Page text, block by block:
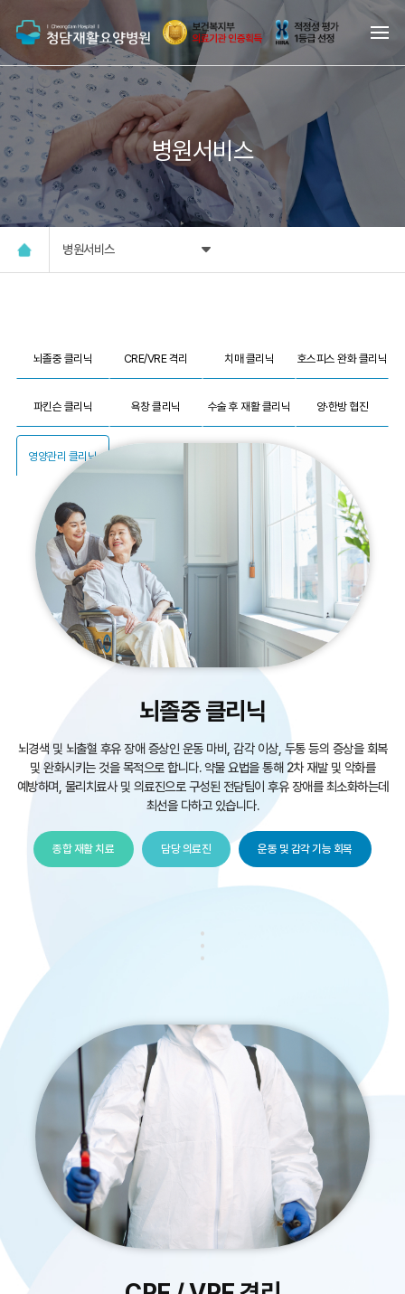
병원서비스
병원서비스
뇌졸중 클리닉 CRE/VRE 격리 치매 클리닉 호스피스 완화 클리닉
파킨슨 클리닉 욕창 클리닉 수술 후 재활 클리닉 양·한방 협진
영양관리 클리닉
뇌졸중 클리닉
뇌경색 및 뇌출혈 후유 장애 증상인 운동 마비, 감각 이상, 두통 등의 증상을 회복
및 완화시키는 것을 목적으로 합니다.약물 요법을 통해 2차 재발 및 악화를
예방하며, 물리치료사 및 의료진으로 구성된 전담팀이 후유 장애를 최소화하는데
최선을 다하고 있습니다.
종합 재활 치료 담당 의료진 운동 및 감각 기능 회복